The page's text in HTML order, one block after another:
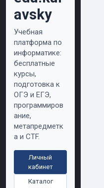
avsky
Учебная
платформа по
информатике:
бесплатные
курсы,
подготовка к
ОГЭ и ЕГЭ,
программиров
ание,
метапредметк
а и CTF.
Личный
кабинет
Каталог